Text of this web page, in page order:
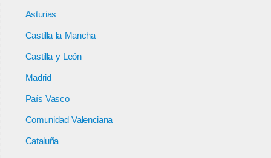
Asturias
Castilla la Mancha
Castilla y León
Madrid
País Vasco
Comunidad Valenciana
Cataluña